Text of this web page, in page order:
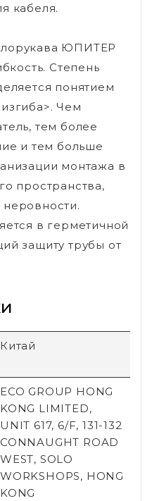
кабеля.
ЮПИТЕР
Степень
понятием
Чем
тем более
и тем больше
монтажа в
пространства,
в герметичной
защиту трубы от
Китай
ECO GROUP HONG
KONG LIMITED,
UNIT 617, 6/F, 131-132
CONNAUGHT ROAD
WEST, SOLO
WORKSHOPS, HONG
KONG